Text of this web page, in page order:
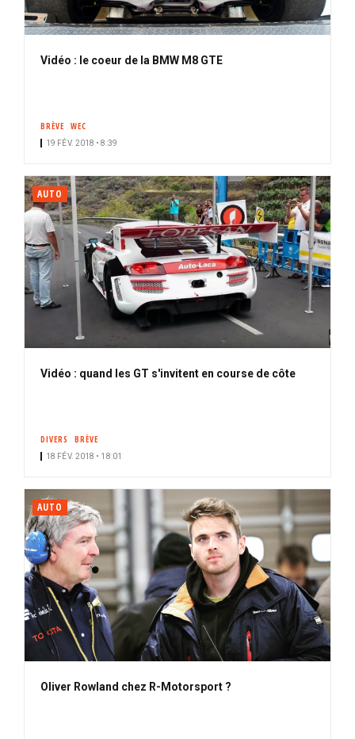
Vidéo : le coeur de la BMW M8 GTE
BRÈVE WEC
19 FÉV. 2018 • 8:39
AUTO
Vidéo : quand les GT s'invitent en course de côte
DIVERS BRÈVE
18 FÉV. 2018 • 18:01
AUTO
Oliver Rowland chez R-Motorsport ?